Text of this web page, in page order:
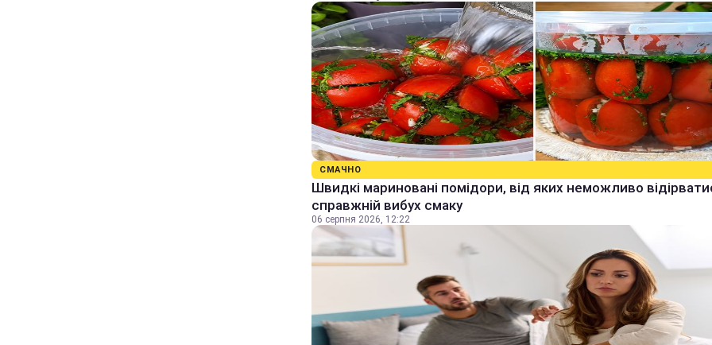
СМАЧНО
Швидкі мариновані помідори, від яких неможливо
справжній вибух смаку
06 серпня 2026, 12:22